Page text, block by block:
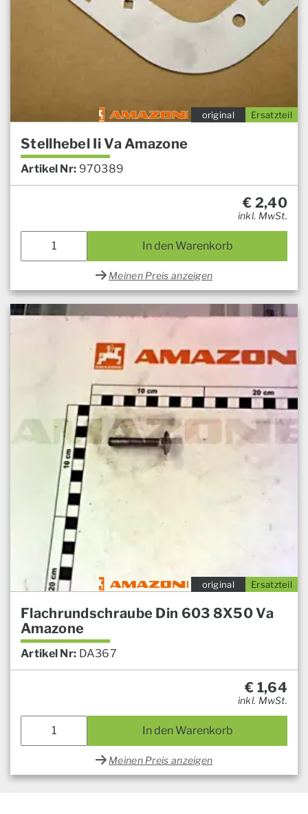
Ersatzteil
original
Stellhebel Ii Va Amazone
Artikel Nr: 970389
€ 2,40
inkl. MwSt.
In den Warenkorb
Meinen Preis anzeigen
Ersatzteil
original
Flachrundschraube Din 603 8X50 Va
Amazone
Artikel Nr: DA367
€ 1,64
inkl. MwSt.
In den Warenkorb
Meinen Preis anzeigen